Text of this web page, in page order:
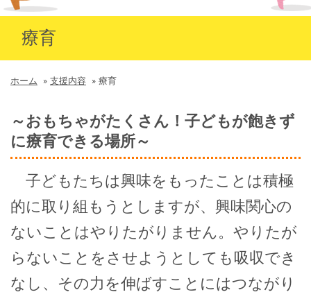
療育
ホーム » 支援内容 » 療育
～おもちゃがたくさん！子どもが飽きず
に療育できる場所～
子どもたちは興味をもったことは積極
的に取り組もうとしますが、興味関心の
ないことはやりたがりません。やりたが
らないことをさせようとしても吸収でき
なし、その力を伸ばすことにはつながり